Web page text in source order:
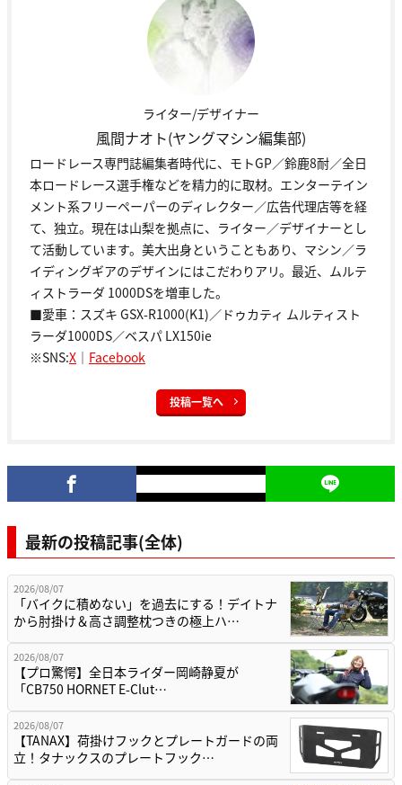
ライター/デザイナー
風間ナオト(ヤングマシン編集部)
ロードレース専門誌編集者時代に、モトGP／鈴鹿8耐／全日
本ロードレース選手権などを精力的に取材。エンターテイン
メント系フリーペーパーのディレクター／広告代理店等を経
て、独立。現在は山梨を拠点に、ライター／デザイナーとし
て活動しています。美大出身ということもあり、マシン／ラ
イディングギアのデザインにはこだわりアリ。最近、ムルテ
ィストラーダ 1000DSを増車した。
■愛車：スズキ GSX-R1000(K1)／ドゥカティ ムルティスト
ラーダ1000DS／ベスパ LX150ie
※SNS:X ｜ Facebook
投稿一覧へ
最新の投稿記事(全体)
2026/08/07
「バイクに積めない」を過去にする！デイトナ
から肘掛け＆高さ調整枕つきの極上ハ…
2026/08/07
【プロ驚愕】全日本ライダー岡崎静夏が
「CB750 HORNET E-Clut…
2026/08/07
【TANAX】荷掛けフックとプレートガードの両
立！タナックスのプレートフック…